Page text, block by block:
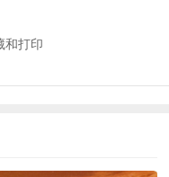
和打印